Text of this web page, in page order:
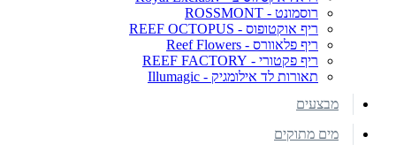
רוסמונט - ROSSMONT
ריף אוקטופוס - REEF OCTOPUS
ריף פלאוורס - Reef Flowers
ריף פקטורי - REEF FACTORY
תאורות לד אילומגיק - Illumagic
מבצעים
מים מתוקים